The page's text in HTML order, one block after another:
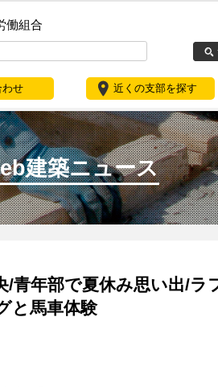
働組合
わせ 近くの支部を探す
建築ニュース
/青年部で夏休み思い出/ラ
と馬車体験